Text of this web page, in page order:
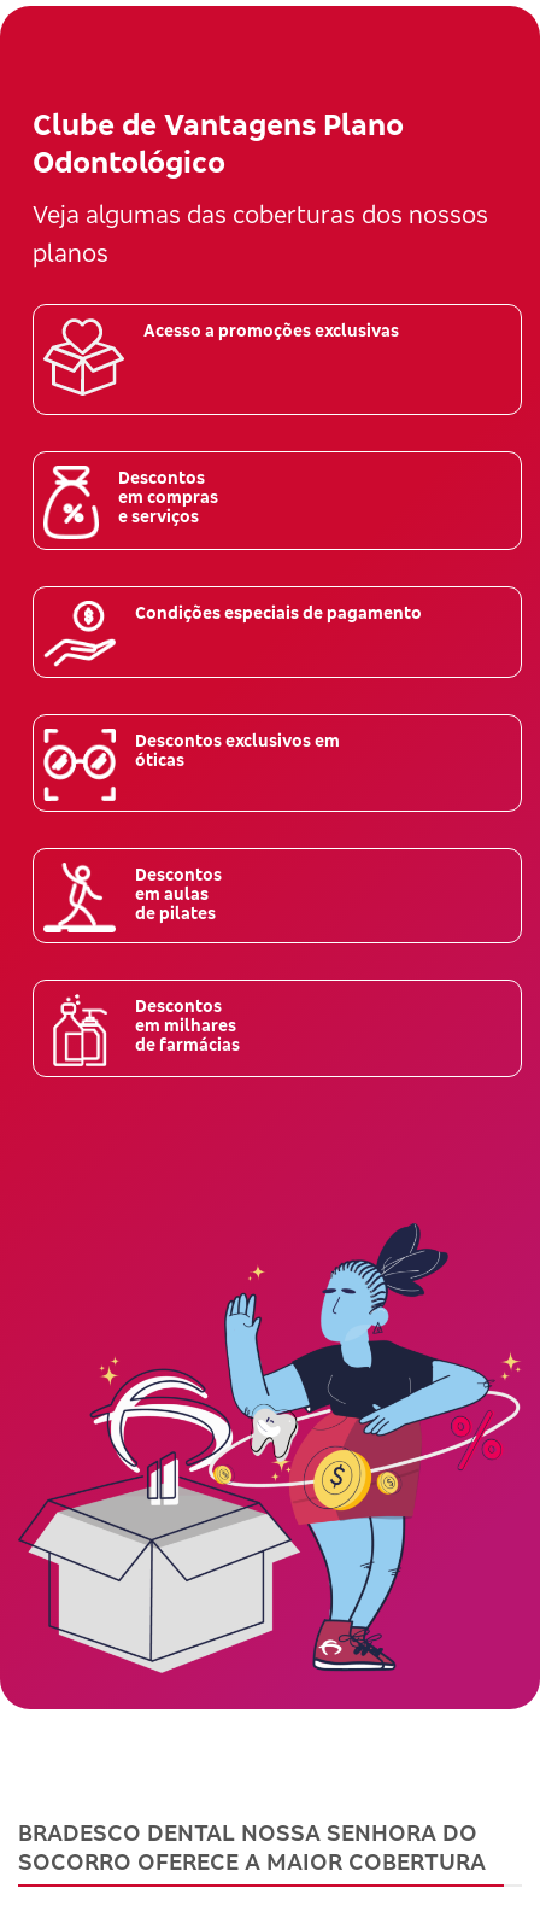
Clube de Vantagens Plano
Odontológico
Veja algumas das coberturas dos nossos
planos
Acesso a promoções exclusivas
Descontos
em compras
e serviços
Condições especiais de pagamento
Descontos exclusivos em
óticas
Descontos
em aulas
de pilates
Descontos
em milhares
de farmácias
BRADESCO DENTAL NOSSA SENHORA DO
SOCORRO OFERECE A MAIOR COBERTURA